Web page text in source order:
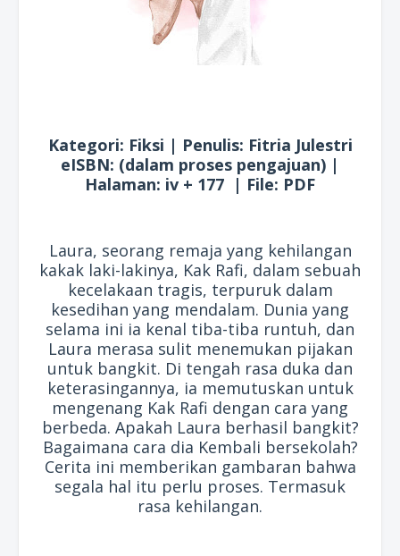
Kategori: Fiksi | Penulis: Fitria Julestri
eISBN: (dalam proses pengajuan) |
Halaman: iv + 177 | File: PDF
Laura, seorang remaja yang kehilangan
kakak laki-lakinya, Kak Rafi, dalam sebuah
kecelakaan tragis, terpuruk dalam
kesedihan yang mendalam. Dunia yang
selama ini ia kenal tiba-tiba runtuh, dan
Laura merasa sulit menemukan pijakan
untuk bangkit. Di tengah rasa duka dan
keterasingannya, ia memutuskan untuk
mengenang Kak Rafi dengan cara yang
berbeda. Apakah Laura berhasil bangkit?
Bagaimana cara dia Kembali bersekolah?
Cerita ini memberikan gambaran bahwa
segala hal itu perlu proses. Termasuk
rasa kehilangan.